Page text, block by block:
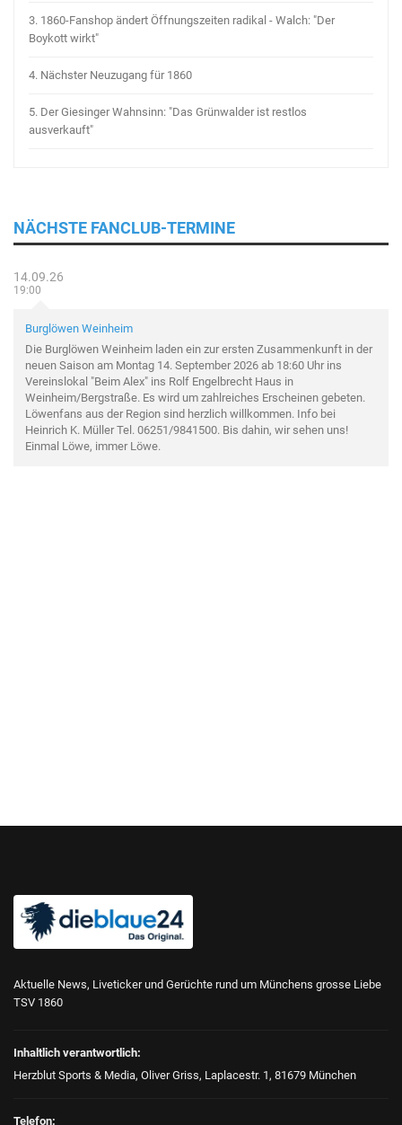
3. 1860-Fanshop ändert Öffnungszeiten radikal - Walch: "Der
Boykott wirkt"
4. Nächster Neuzugang für 1860
5. Der Giesinger Wahnsinn: "Das Grünwalder ist restlos
ausverkauft"
NÄCHSTE FANCLUB-TERMINE
14.09.26
19:00
Burglöwen Weinheim
Die Burglöwen Weinheim laden ein zur ersten Zusammenkunft in der
neuen Saison am Montag 14. September 2026 ab 18:60 Uhr ins
Vereinslokal "Beim Alex" ins Rolf Engelbrecht Haus in
Weinheim/Bergstraße. Es wird um zahlreiches Erscheinen gebeten.
Löwenfans aus der Region sind herzlich willkommen. Info bei
Heinrich K. Müller Tel. 06251/9841500. Bis dahin, wir sehen uns!
Einmal Löwe, immer Löwe.
Aktuelle News, Liveticker und Gerüchte rund um Münchens grosse Liebe
TSV 1860
Inhaltlich verantwortlich:
Herzblut Sports & Media, Oliver Griss, Laplacestr. 1, 81679 München
Telefon: